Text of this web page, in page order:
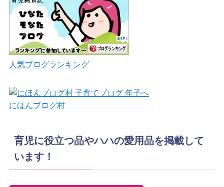
人気ブログランキング
にほんブログ村
育児に役立つ品やハハの愛用品を掲載して
います！